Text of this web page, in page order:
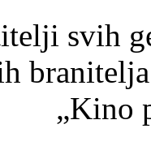
svih
„Kino